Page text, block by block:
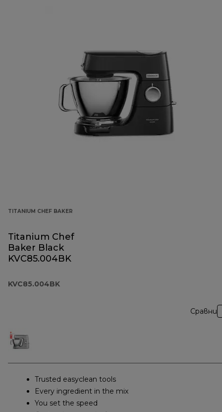
TITANIUM CHEF BAKER
Titanium Chef
Baker Black
KVC85.004BK
KVC85.004BK
Сравни
Trusted easyclean tools
Every ingredient in the mix
You set the speed